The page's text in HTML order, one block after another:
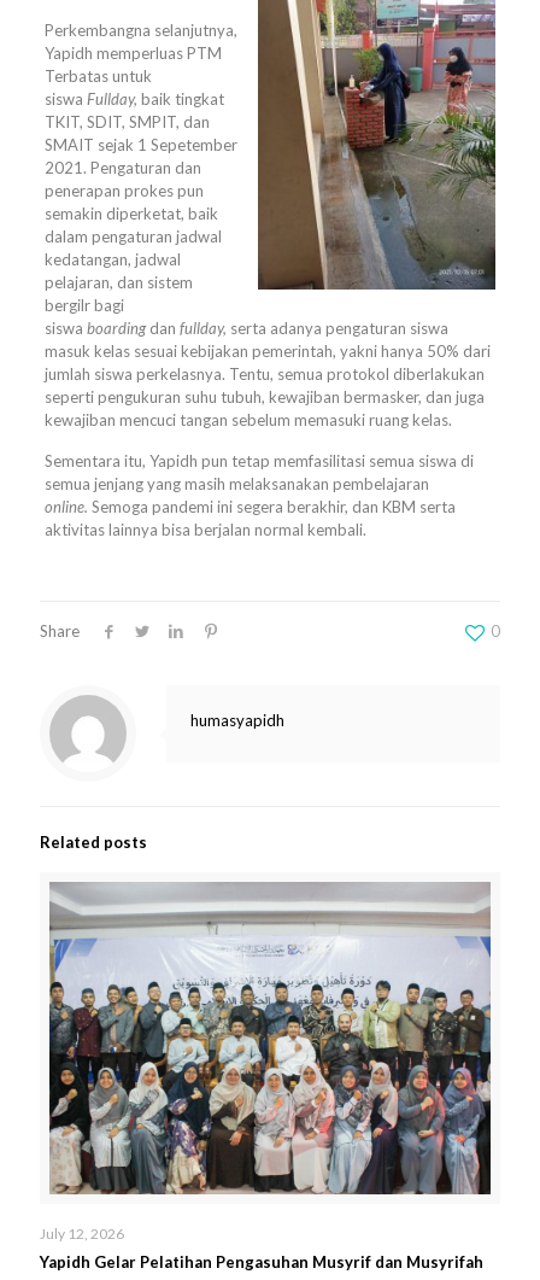
Perkembangna selanjutnya,
Yapidh memperluas PTM
Terbatas untuk
siswa Fullday, baik tingkat
TKIT, SDIT, SMPIT, dan
SMAIT sejak 1 Sepetember
2021. Pengaturan dan
penerapan prokes pun
semakin diperketat, baik
dalam pengaturan jadwal
kedatangan, jadwal
pelajaran, dan sistem
bergilr bagi
siswa boardingdan fullday, serta adanya pengaturan siswa
masuk kelas sesuai kebijakan pemerintah, yakni hanya 50% dari
jumlah siswa perkelasnya. Tentu, semua protokol diberlakukan
seperti pengukuran suhu tubuh, kewajiban bermasker, dan juga
kewajiban mencuci tangan sebelum memasuki ruang kelas.
Sementara itu, Yapidh pun tetap memfasilitasi semua siswa di
semua jenjang yang masih melaksanakan pembelajaran
online. Semoga pandemi ini segera berakhir, dan KBM serta
aktivitas lainnya bisa berjalan normal kembali.
Share 0
humasyapidh
Related posts
July 12, 2026
Yapidh Gelar Pelatihan Pengasuhan Musyrif dan Musyrifah